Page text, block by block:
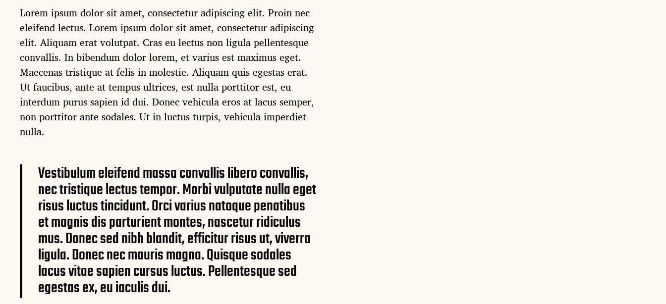
e
p
u
b
l
i
c
a
t
i
o
n
Lorem ipsum dolor sit amet, consectetur adipiscing elit. Proin nec
eleifend lectus. Lorem ipsum dolor sit amet, consectetur adipiscing
elit. Aliquam erat volutpat. Cras eu lectus non ligula pellentesque
convallis. In bibendum dolor lorem, et varius est maximus eget.
Maecenas tristique at felis in molestie. Aliquam quis egestas erat.
Ut faucibus, ante at tempus ultrices, est nulla porttitor est, eu
interdum purus sapien id dui. Donec vehicula eros at lacus semper,
non porttitor ante sodales. Ut in luctus turpis, vehicula imperdiet
nulla.
Vestibulum eleifend massa convallis libero convallis,
nec tristique lectus tempor. Morbi vulputate nulla eget
risus luctus tincidunt. Orci varius natoque penatibus
et magnis dis parturient montes, nascetur ridiculus
mus. Donec sed nibh blandit, efficitur risus ut, viverra
ligula. Donec nec mauris magna. Quisque sodales
lacus vitae sapien cursus luctus. Pellentesque sed
egestas ex, eu iaculis dui.